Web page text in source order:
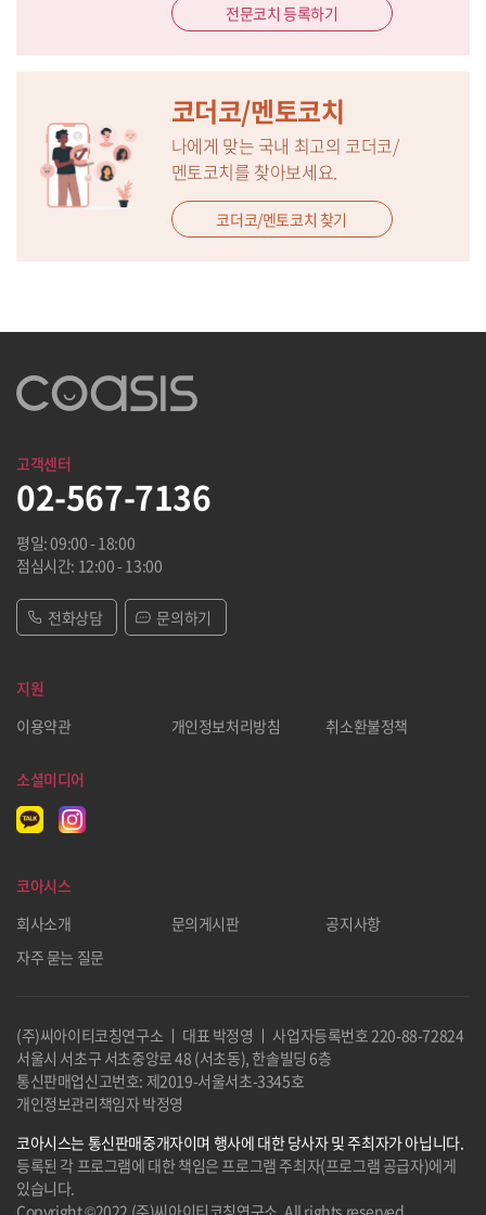
전문코치 등록하기
코더코/멘토코치
나에게 맞는 국내 최고의 코더코/
멘토코치를 찾아보세요.
코더코/멘토코치 찾기
고객센터
02-567-7136
평일: 09:00 - 18:00
점심시간: 12:00 - 13:00
전화상담 문의하기
지원
이용약관
개인정보처리방침 취소환불정책
소셜미디어
코아시스
회사소개
문의게시판
공지사항
자주 묻는 질문
(주)씨아이티코칭연구소 ㅣ 대표 박정영 ㅣ 사업자등록번호 220-88-72824
서울시 서초구 서초중앙로 48 (서초동), 한솔빌딩 6층
통신판매업신고번호: 제2019-서울서초-3345호
개인정보관리책임자 박정영
코아시스는 통신판매중개자이며 행사에 대한 당사자 및 주최자가 아닙니다.
등록된 각 프로그램에 대한 책임은 프로그램 주최자(프로그램 공급자)에게
있습니다.